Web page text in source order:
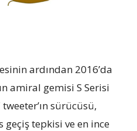
ardından 2016’da
amiral gemisi S Serisi
sürücüsü,
geçiş tepkisi ve en ince